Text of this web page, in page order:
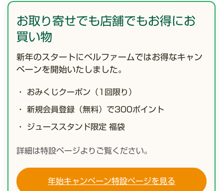
お取り寄せでも店舗でもお得にお
買い物
新年のスタートにベルファームではお得なキャン
ペーンを開始いたしました。
・ おみくじクーポン（1回限り）
・ 新規会員登録（無料）で300ポイント
・ ジューススタンド限定 福袋
詳細は特設ページよりご覧ください。
年始キャンペーン特設ページを見る